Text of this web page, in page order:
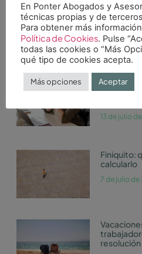
Baja
cuándo
22 de julio
Síndrome
te agota
13 de julio
Finiquito:
calcularlo
7 de julio de
En Ponter Abogados y
técnicas propias y de
Para obtener más
Política de Cookies. Pulse
todas las cookies o “Más
qué tipo de cookies acepta.
Más opciones Aceptar